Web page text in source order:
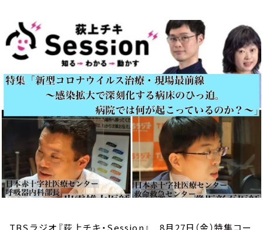
TBSラジオ『荻上チキ・Session』 8月27日（金）特集コー